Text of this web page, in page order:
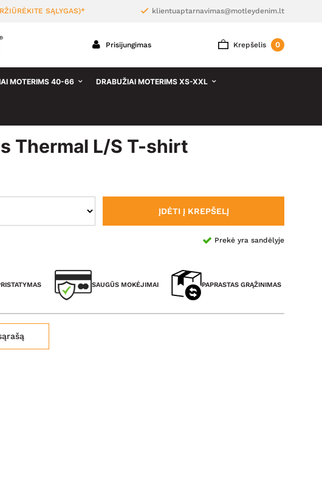
SĄLYGAS)* klientuaptarnavimas@motleydenim.lt
Krepšelis 0
Prisijungimas
MOTERIMS 40-66 DRABUŽIAI MOTERIMS XS-XXL
Thermal L/S T-shirt
ĮDĖTI Į KREPŠELĮ
Prekė yra sandėlyje
SAUGŪS MOKĖJIMAI PAPRASTAS GRĄŽINIMAS